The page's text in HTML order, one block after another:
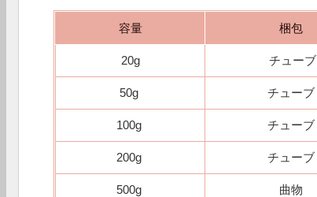
容量 梱包
20g チューブ
50g チューブ
100g チューブ
200g チューブ
500g 曲物